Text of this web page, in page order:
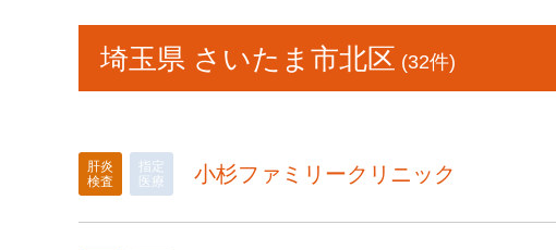
埼玉県 さいたま市北区 (32件)
肝炎
検査
指定
医療
小杉ファミリークリニック